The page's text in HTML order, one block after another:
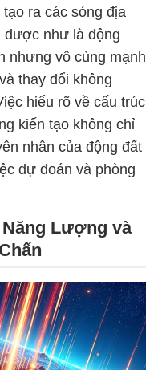
ra các sóng địa
được như là động
nhưng vô cùng mạnh
thay đổi không
hiểu rõ về cấu trúc
kiến tạo không chỉ
nhân của động đất
dự đoán và phòng
Lượng và